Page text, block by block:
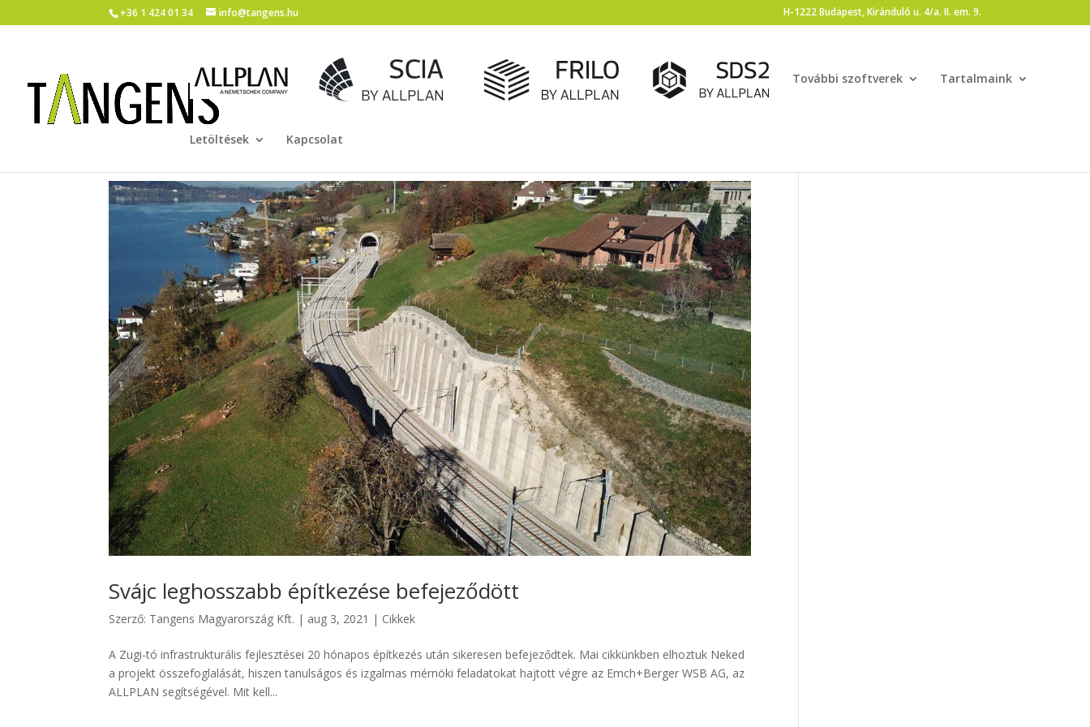
+36 1 424 01 34 info@tangens.hu H-1222 Budapest, Kiránduló u. 4/a. II. em. 9.
További szoftverek Tartalmaink
Letöltések Kapcsolat
Svájc leghosszabb építkezése befejeződött
Szerző: Tangens Magyarország Kft. | aug 3, 2021 | Cikkek
A Zugi-tó infrastrukturális fejlesztései 20 hónapos építkezés után sikeresen befejeződtek. Mai cikkünkben elhoztuk Neked
a projekt összefoglalását, hiszen tanulságos és izgalmas mérnöki feladatokat hajtott végre az Emch+Berger WSB AG, az
ALLPLAN segítségével. Mit kell...